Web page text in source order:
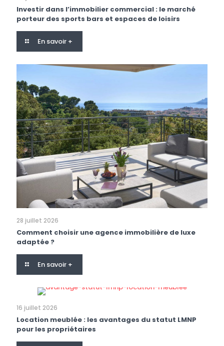
Investir dans l’immobilier commercial : le marché
porteur des sports bars et espaces de loisirs
En savoir +
28 juillet 2026
Comment choisir une agence immobilière de luxe
adaptée ?
En savoir +
16 juillet 2026
Location meublée : les avantages du statut LMNP
pour les propriétaires